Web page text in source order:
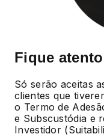
Fique
Só serão aceitas
clientes que
o Termo de
e Subscustódia e
Investidor